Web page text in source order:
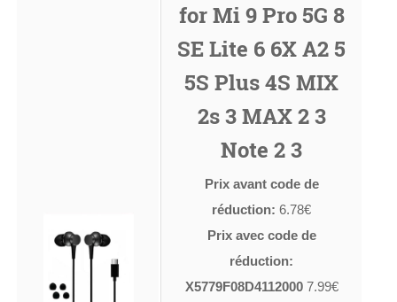
for Mi 9 Pro 5G 8
SE Lite 6 6X A2 5
5S Plus 4S MIX
2s 3 MAX 2 3
Note 2 3
Prix avant code de
réduction: 6.78€
Prix avec code de
réduction:
X5779F08D4112000 7.99€